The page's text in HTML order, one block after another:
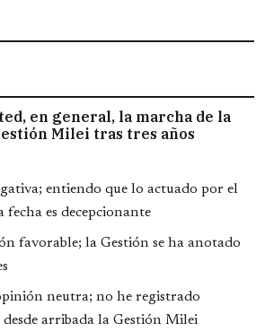
en general, la marcha de la
Milei tras tres años
entiendo que lo actuado por el
fecha es decepcionante
favorable; la Gestión se ha anotado
neutra; no he registrado
desde arribada la Gestión Milei